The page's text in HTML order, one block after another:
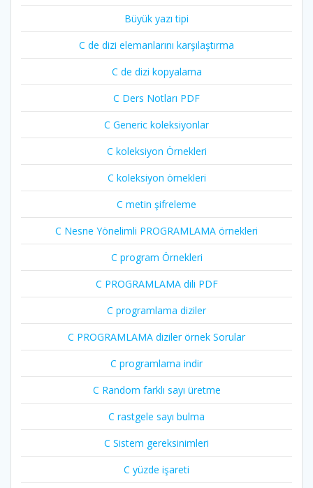
Büyük yazı tipi
C de dizi elemanlarını karşılaştırma
C de dizi kopyalama
C Ders Notları PDF
C Generic koleksiyonlar
C koleksiyon Örnekleri
C koleksiyon örnekleri
C metin şifreleme
C Nesne Yönelimli PROGRAMLAMA örnekleri
C program Örnekleri
C PROGRAMLAMA dili PDF
C programlama diziler
C PROGRAMLAMA diziler örnek Sorular
C programlama indir
C Random farklı sayı üretme
C rastgele sayı bulma
C Sistem gereksinimleri
C yüzde işareti